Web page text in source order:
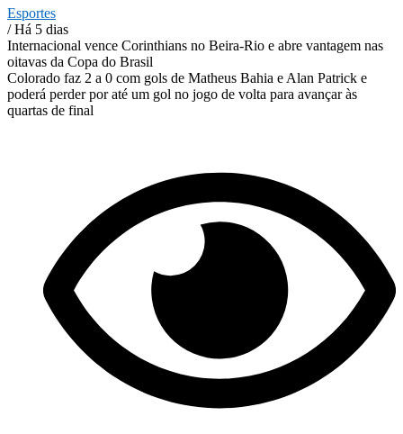
Esportes
/ Há 5 dias
Internacional vence Corinthians no Beira-Rio e abre vantagem nas
oitavas da Copa do Brasil
Colorado faz 2 a 0 com gols de Matheus Bahia e Alan Patrick e
poderá perder por até um gol no jogo de volta para avançar às
quartas de final